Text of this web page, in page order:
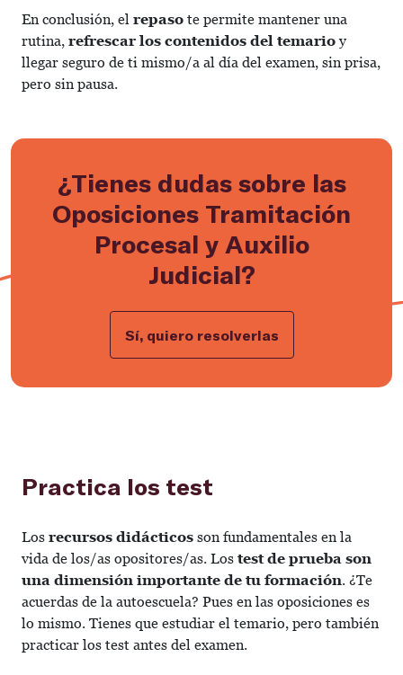
En conclusión, el repaso te permite mantener una
rutina, refrescar los contenidos del temarioy
llegar seguro de ti mismo/a al día del examen, sin prisa,
pero sin pausa.
¿Tienes dudas sobre las
Oposiciones Tramitación
Procesal y Auxilio
Judicial?
Sí, quiero resolverlas
Practica los test
Los recursos didácticos son fundamentales en la
vida de los/as opositores/as. Los test de prueba son
una dimensión importante de tu formación. ¿Te
acuerdas de la autoescuela? Pues en las oposiciones es
lo mismo. Tienes que estudiar el temario, pero también
practicar los test antes del examen.